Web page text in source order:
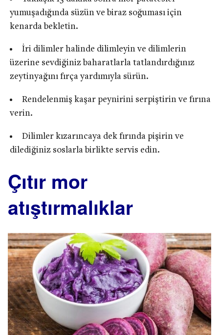
yumuşadığında süzün ve biraz soğuması için
kenarda bekletin.
İri dilimler halinde dilimleyin ve dilimlerin
üzerine sevdiğiniz baharatlarla tatlandırdığınız
zeytinyağını fırça yardımıyla sürün.
Rendelenmiş kaşar peynirini serpiştirin ve fırına
verin.
Dilimler kızarıncaya dek fırında pişirin ve
dilediğiniz soslarla birlikte servis edin.
Çıtır mor
atıştırmalıklar